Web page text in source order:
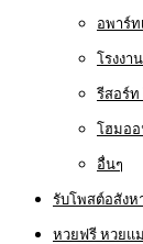
อพาร์
โรงงา
รีสอร์ท
โฮมอ
อื่นๆ
รับโพสต์อสังห
หวยฟรี หวยแ